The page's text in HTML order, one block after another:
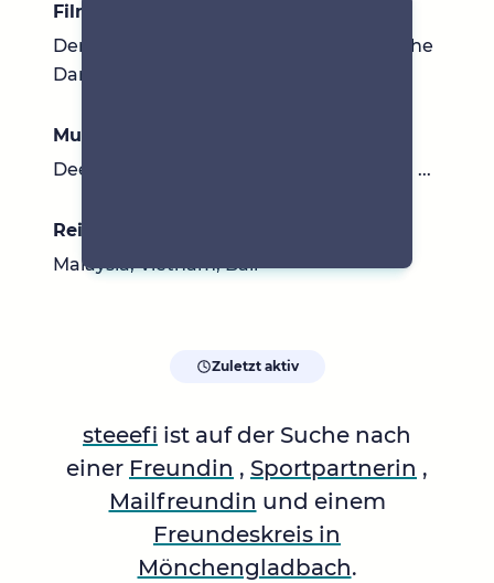
Filme & Serien
Der Medicus, Shutter Island, Dancer in the
Dark
Musik
Deerhunter, DIIV, PJ Harvey, Radiohead, ...
Reiseziele
Malaysia, Vietnam, Bali
Zuletzt aktiv
steeefi ist auf der Suche nach
einer Freundin , Sportpartnerin ,
Mailfreundin und einem
Freundeskreis in
Mönchengladbach.